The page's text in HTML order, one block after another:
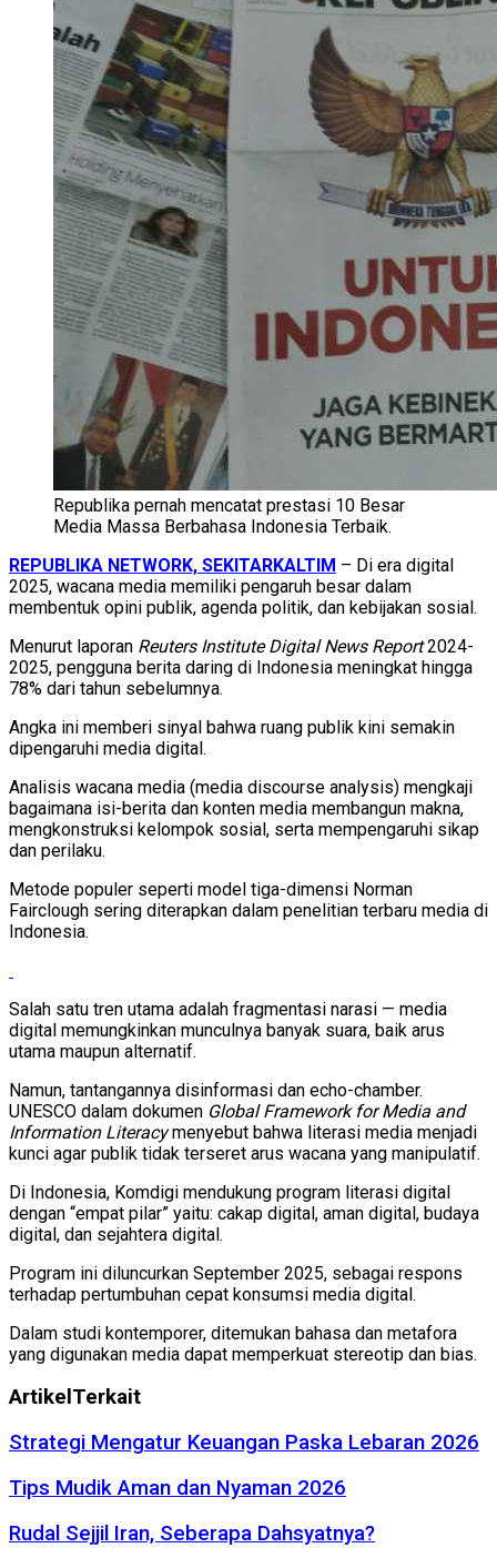
Republika pernah mencatat prestasi 10 Besar
Media Massa Berbahasa Indonesia Terbaik.
REPUBLIKA NETWORK, SEKITARKALTIM – Di era digital
2025, wacana media memiliki pengaruh besar dalam
membentuk opini publik, agenda politik, dan kebijakan sosial.
Menurut laporan Reuters Institute Digital News Report2024-
2025, pengguna berita daring di Indonesia meningkat hingga
78% dari tahun sebelumnya.
Angka ini memberi sinyal bahwa ruang publik kini semakin
dipengaruhi media digital.
Analisis wacana media (media discourse analysis) mengkaji
bagaimana isi-berita dan konten media membangun makna,
mengkonstruksi kelompok sosial, serta mempengaruhi sikap
dan perilaku.
Metode populer seperti model tiga-dimensi Norman
Fairclough sering diterapkan dalam penelitian terbaru media di
Indonesia.
Salah satu tren utama adalah fragmentasi narasi — media
digital memungkinkan munculnya banyak suara, baik arus
utama maupun alternatif.
Namun, tantangannya disinformasi dan echo-chamber.
UNESCO dalam dokumen Global Framework for Media and
Information Literacymenyebut bahwa literasi media menjadi
kunci agar publik tidak terseret arus wacana yang manipulatif.
Di Indonesia, Komdigi mendukung program literasi digital
dengan “empat pilar” yaitu: cakap digital, aman digital, budaya
digital, dan sejahtera digital.
Program ini diluncurkan September 2025, sebagai respons
terhadap pertumbuhan cepat konsumsi media digital.
Dalam studi kontemporer, ditemukan bahasa dan metafora
yang digunakan media dapat memperkuat stereotip dan bias.
Artikel Terkait
Strategi Mengatur Keuangan Paska Lebaran 2026
Tips Mudik Aman dan Nyaman 2026
Rudal Sejjil Iran, Seberapa Dahsyatnya?